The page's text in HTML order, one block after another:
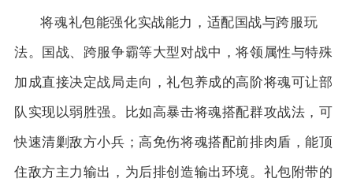
将魂礼包能强化实战能力，适配国战与跨服玩
法。国战、跨服争霸等大型对战中，将领属性与特殊
加成直接决定战局走向，礼包养成的高阶将魂可让部
队实现以弱胜强。比如高暴击将魂搭配群攻战法，可
快速清剿敌方小兵；高免伤将魂搭配前排肉盾，能顶
住敌方主力输出，为后排创造输出环境。礼包附带的